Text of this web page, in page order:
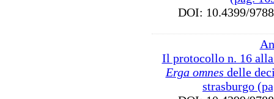
DOI: 10.4399/
Il protocollo n. 16
Erga omnes delle
strasburgo